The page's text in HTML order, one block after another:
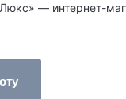
— интернет-